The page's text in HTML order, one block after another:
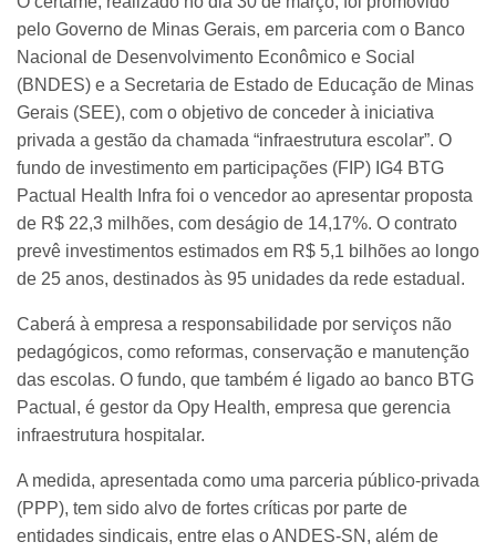
pelo Governo de Minas Gerais, em parceria com o Banco
Nacional de Desenvolvimento Econômico e Social
(BNDES) e a Secretaria de Estado de Educação de Minas
Gerais (SEE), com o objetivo de conceder à iniciativa
privada a gestão da chamada “infraestrutura escolar”. O
fundo de investimento em participações (FIP) IG4 BTG
Pactual Health Infra foi o vencedor ao apresentar proposta
de R$ 22,3 milhões, com deságio de 14,17%. O contrato
prevê investimentos estimados em R$ 5,1 bilhões ao longo
de 25 anos, destinados às 95 unidades da rede estadual.
Caberá à empresa a responsabilidade por serviços não
pedagógicos, como reformas, conservação e manutenção
das escolas. O fundo, que também é ligado ao banco BTG
Pactual, é gestor da Opy Health, empresa que gerencia
infraestrutura hospitalar.
A medida, apresentada como uma parceria público-privada
(PPP), tem sido alvo de fortes críticas por parte de
entidades sindicais, entre elas o ANDES-SN, além de